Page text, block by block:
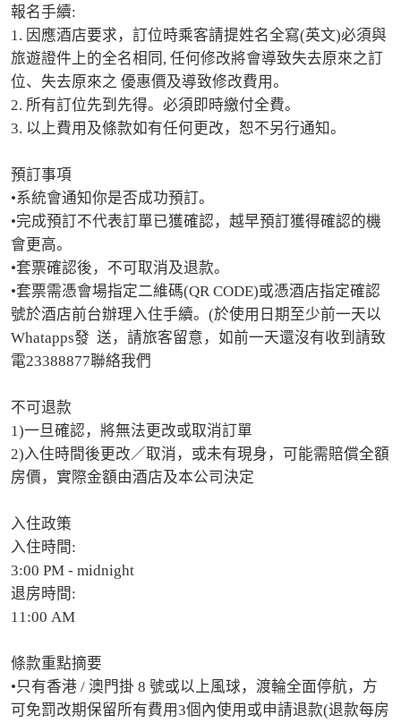
報名手續:
1. 因應酒店要求，訂位時乘客請提姓名全寫(英文)必須與
旅遊證件上的全名相同, 任何修改將會導致失去原來之訂
位、失去原來之 優惠價及導致修改費用。
2. 所有訂位先到先得。必須即時繳付全費。
3. 以上費用及條款如有任何更改，恕不另行通知。
預訂事項
•系統會通知你是否成功預訂。
•完成預訂不代表訂單已獲確認，越早預訂獲得確認的機
會更高。
•套票確認後，不可取消及退款。
•套票需憑會場指定二維碼(QR CODE)或憑酒店指定確認
號於酒店前台辦理入住手續。(於使用日期至少前一天以
Whatapps發  送，請旅客留意，如前一天還沒有收到請致
電23388877聯絡我們
不可退款
1)一旦確認，將無法更改或取消訂單
2)入住時間後更改／取消，或未有現身，可能需賠償全額
房價，實際金額由酒店及本公司決定
入住政策
入住時間:
3:00 PM - midnight
退房時間:
11:00 AM
條款重點摘要
•只有香港 / 澳門掛 8 號或以上風球，渡輪全面停航，方
可免罰改期保留所有費用3個內使用或申請退款(退款每房